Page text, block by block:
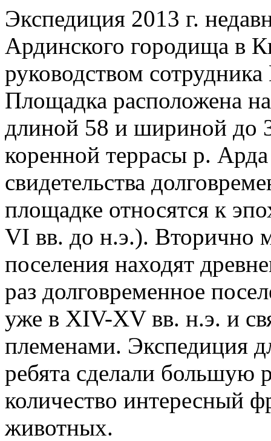
Экспедиция 2013 г.
Ардинского городища в
руководством
Площадка расположена
длиной 58 и шириной до
коренной террасы р.
свидетельства
площадке относятся к
VI вв. до н.э.). Вторично
поселения находят
раз долговременное
уже в XIV-XV вв. н.э. и
племенами. Экспедиция
ребята сделали большую
количество интересный
животных.